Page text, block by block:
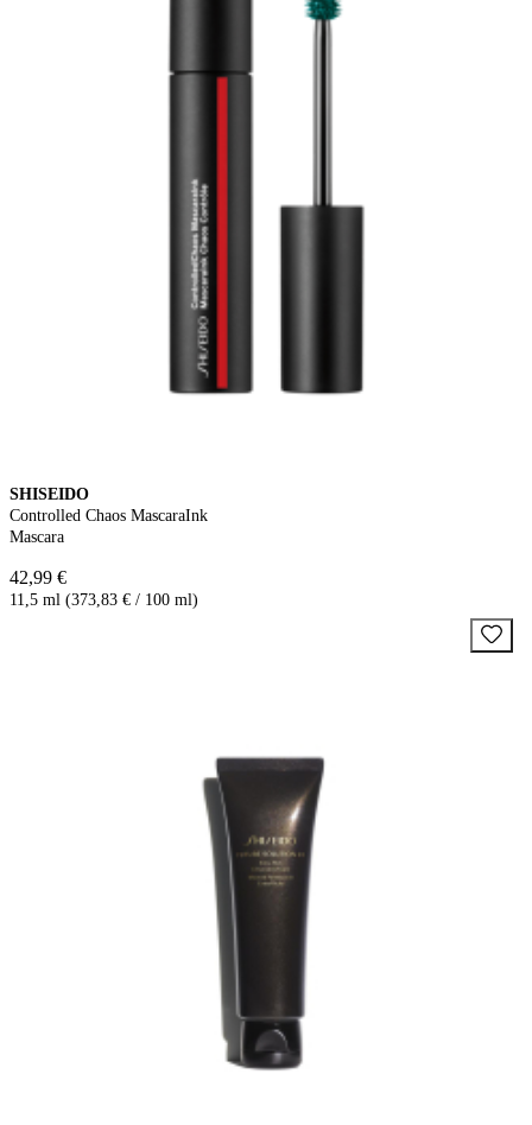
SHISEIDO
Controlled Chaos MascaraInk
Mascara
42,99 €
11,5 ml (373,83 € / 100 ml)